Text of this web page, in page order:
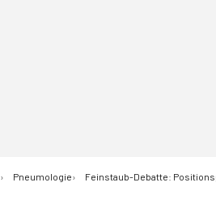
Pneumologie Feinstaub-Debatte: